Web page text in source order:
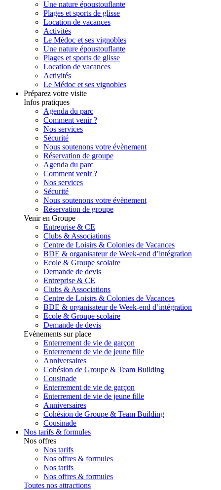
Une nature époustouflante
Plages et sports de glisse
Location de vacances
Activités
Le Médoc et ses vignobles
Une nature époustouflante
Plages et sports de glisse
Location de vacances
Activités
Le Médoc et ses vignobles
Préparez votre visite
Infos pratiques
Agenda du parc
Comment venir ?
Nos services
Sécurité
Nous soutenons votre évènement
Réservation de groupe
Agenda du parc
Comment venir ?
Nos services
Sécurité
Nous soutenons votre évènement
Réservation de groupe
Venir en Groupe
Entreprise & CE
Clubs & Associations
Centre de Loisirs & Colonies de Vacances
BDE & organisateur de Week-end d’intégration
Ecole & Groupe scolaire
Demande de devis
Entreprise & CE
Clubs & Associations
Centre de Loisirs & Colonies de Vacances
BDE & organisateur de Week-end d’intégration
Ecole & Groupe scolaire
Demande de devis
Evènements sur place
Enterrement de vie de garçon
Enterrement de vie de jeune fille
Anniversaires
Cohésion de Groupe & Team Building
Cousinade
Enterrement de vie de garçon
Enterrement de vie de jeune fille
Anniversaires
Cohésion de Groupe & Team Building
Cousinade
Nos tarifs & formules
Nos offres
Nos tarifs
Nos offres & formules
Nos tarifs
Nos offres & formules
Toutes nos attractions